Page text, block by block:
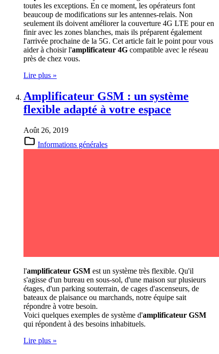
toutes les exceptions. En ce moment, les opérateurs font
beaucoup de modifications sur les antennes-relais. Non
seulement ils doivent améliorer la couverture 4G LTE pour en
finir avec les zones blanches, mais ils préparent également
l'arrivée prochaine de la 5G. Cet article fait le point pour vous
aider à choisir l'amplificateur 4G compatible avec le réseau
près de chez vous.
Lire plus »
Amplificateur GSM : un système
flexible adapté à votre espace
Août 26, 2019
Informations générales
l'amplificateur GSM est un système très flexible. Qu'il
s'agisse d'un bureau en sous-sol, d'une maison sur plusieurs
étages, d'un parking souterrain, de cages d'ascenseurs, de
bateaux de plaisance ou marchands, notre équipe sait
répondre à votre besoin.
Voici quelques exemples de système d'amplificateur GSM
qui répondent à des besoins inhabituels.
Lire plus »